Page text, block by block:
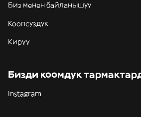
Биз менен байланышуу
Коопсуздук
Кирүү
Бизди коомдук
Instagram